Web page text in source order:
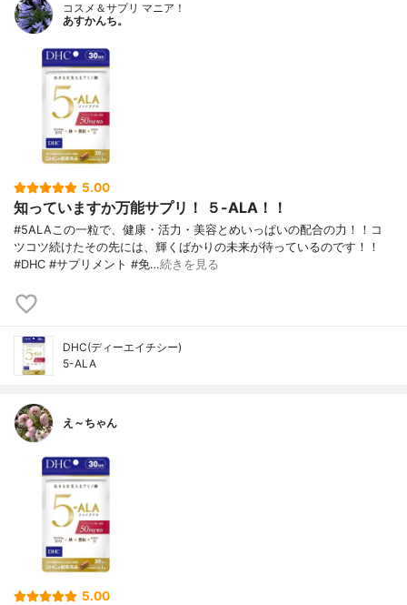
コスメ＆サプリ マニア！
あすかんち。
5.00
知っていますか万能サプリ！ ５-ALA！！
#5ALAこの一粒で、健康・活力・美容とめいっぱいの配合の力！！コ
ツコツ続けたその先には、輝くばかりの未来が待っているのです！！
#DHC #サプリメント #免…続きを見る
DHC(ディーエイチシー)
5-ALA
え～ちゃん
5.00